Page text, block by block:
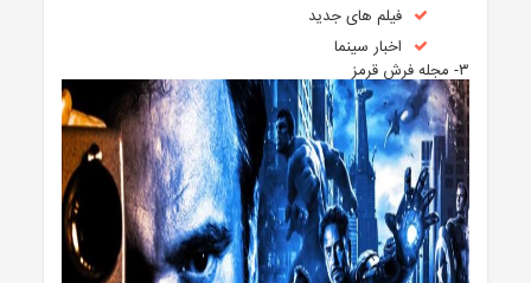
فیلم های جدید
اخبار سینما
۳- مجله فرش قرمز